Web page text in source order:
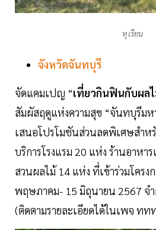
ทุเรียน
จังหวัดจันทบุรี
จัดแคมเปญ “เที่ยวกินฟินกับผล
สัมผัสฤดูแห่งความสุข “จันทบุรีม
เสนอโปรโมชันส่วนลดพิเศษสำห
บริการโรงแรม 20 แห่ง ร้านอาหา
สวนผลไม้ 14 แห่ง ที่เข้าร่วมโครง
พฤษภาคม- 15 มิถุนายน 2567 จ
(ติดตามรายละเอียดได้ในเพจ ท